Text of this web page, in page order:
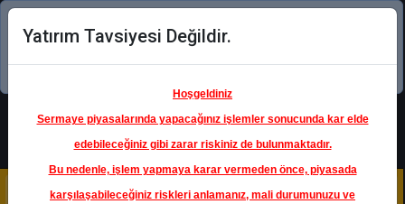
Şimdi uygulamayı indirin!
Yatırım Tavsiyesi Değildir.
Hoşgeldiniz
Sermaye piyasalarında yapacağınız işlemler sonucunda kar elde
edebileceğiniz gibi zarar riskiniz de bulunmaktadır.
Bu nedenle, işlem yapmaya karar vermeden önce, piyasada
karşılaşabileceğiniz riskleri anlamanız, mali durumunuzu ve